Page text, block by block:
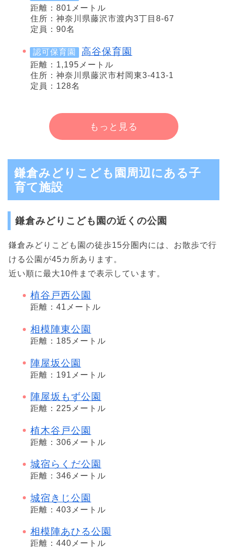
距離：801メートル
住所：神奈川県藤沢市渡内3丁目8-67
定員：90名
認可保育園 高谷保育園
距離：1,195メートル
住所：神奈川県藤沢市村岡東3-413-1
定員：128名
もっと見る
鎌倉みどりこども園周辺にある子
育て施設
鎌倉みどりこども園の近くの公園
鎌倉みどりこども園の徒歩15分圏内には、お散歩で行
ける公園が45カ所あります。
近い順に最大10件まで表示しています。
植谷戸西公園
距離：41メートル
相模陣東公園
距離：185メートル
陣屋坂公園
距離：191メートル
陣屋坂もず公園
距離：225メートル
植木谷戸公園
距離：306メートル
城宿らくだ公園
距離：346メートル
城宿きじ公園
距離：403メートル
相模陣あひる公園
距離：440メートル